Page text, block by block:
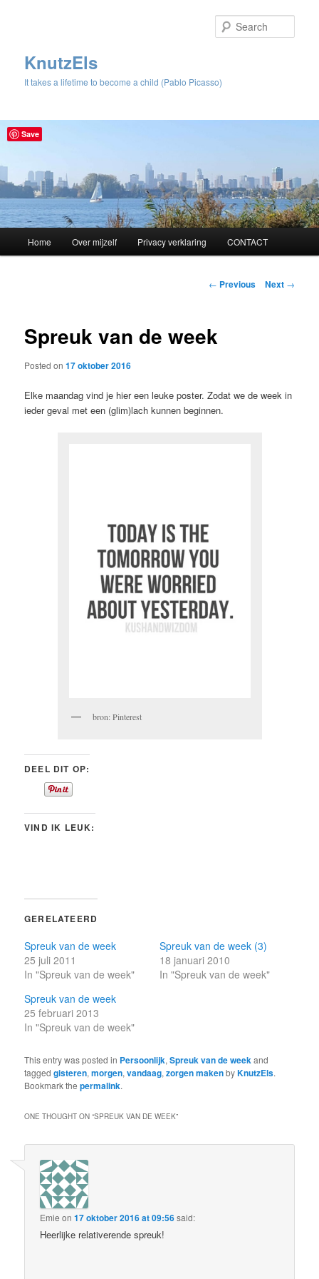
KnutzEls
It takes a lifetime to become a child (Pablo Picasso)
Skip
content
Home Over mijzelf Privacy verklaring CONTACT
Post
← Previous Next →
Spreuk van de week
Posted on17 oktober 2016
Elke maandag vind je hier een leuke poster. Zodat we de week in
ieder geval met een (glim)lach kunnen beginnen.
bron: Pinterest
DEEL DIT OP:
VIND IK LEUK:
GERELATEERD
Spreuk van de week
25 juli 2011
In "Spreuk van de week"
Spreuk van de week (3)
18 januari 2010
In "Spreuk van de week"
Spreuk van de week
25 februari 2013
In "Spreuk van de week"
This entry was posted in Persoonlijk,Spreuk van de weekand
taggedgisteren,morgen,vandaag,zorgen makenbyKnutzEls.
Bookmark thepermalink.
ONE THOUGHT ON “SPREUK VAN DE WEEK”
Emie on17 oktober 2016 at 09:56said:
Heerlijke relativerende spreuk!
Save